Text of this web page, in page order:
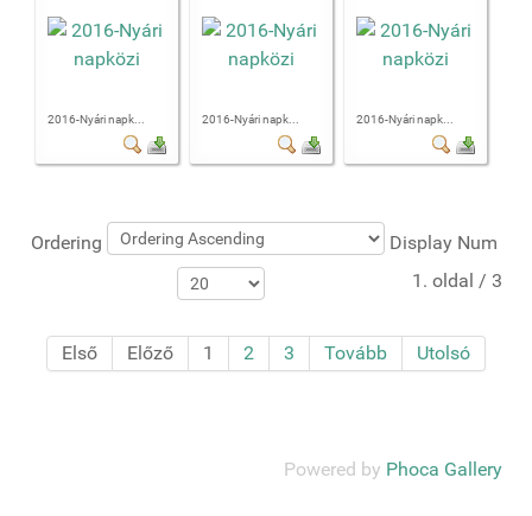
2016-Nyári napk... 2016-Nyári napk... 2016-Nyári napk...
Ordering
Display Num
1. oldal / 3
Első Előző 1 2 3 Tovább Utolsó
Powered by Phoca Gallery